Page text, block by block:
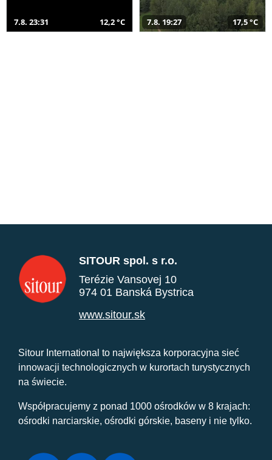
7.8. 23:31 12,2 °C 7.8. 19:27 17,5 °C
SITOUR spol. s r.o.
Terézie Vansovej 10
974 01 Banská Bystrica
www.sitour.sk
Sitour International to największa korporacyjna sieć
innowacji technologicznych w kurortach turystycznych
na świecie.
Współpracujemy z ponad 1000 ośrodków w 8 krajach:
ośrodki narciarskie, ośrodki górskie, baseny i nie tylko.